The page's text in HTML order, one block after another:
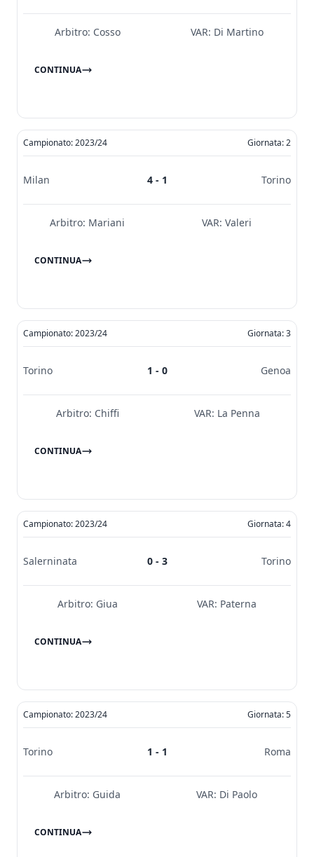
Arbitro: Cosso VAR: Di Martino
CONTINUA
Campionato: 2023/24 Giornata: 2
Milan 4 - 1 Torino
Arbitro: Mariani VAR: Valeri
CONTINUA
Campionato: 2023/24 Giornata: 3
Torino 1 - 0 Genoa
Arbitro: Chiffi VAR: La Penna
CONTINUA
Campionato: 2023/24 Giornata: 4
Salerninata 0 - 3 Torino
Arbitro: Giua VAR: Paterna
CONTINUA
Campionato: 2023/24 Giornata: 5
Torino 1 - 1 Roma
Arbitro: Guida VAR: Di Paolo
CONTINUA